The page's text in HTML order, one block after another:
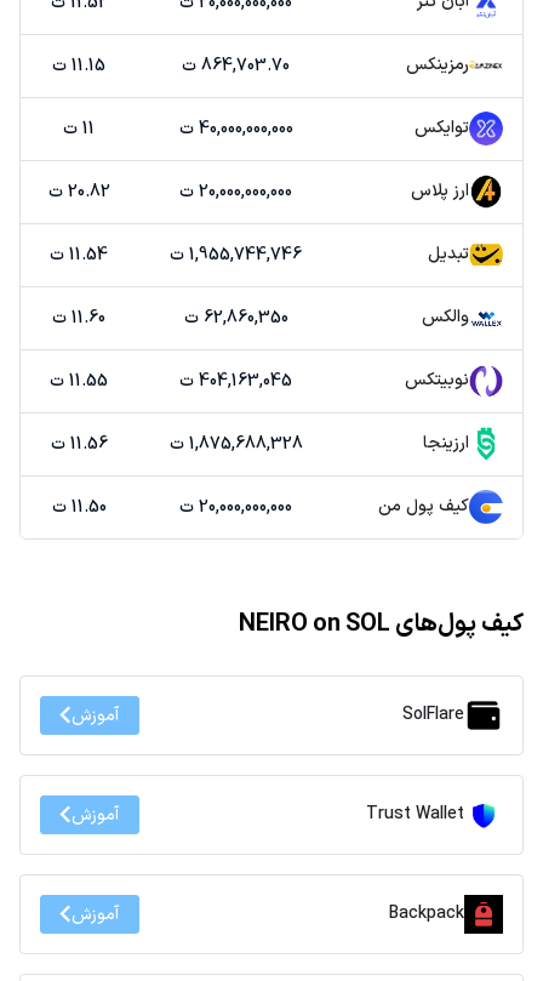
رمزینکس 864,703.70 ت 11.15 ت
توایکس 40,000,000,000 ت 11 ت
ارز پلاس 20,000,000,000 ت 20.82 ت
تبدیل 1,955,744,746 ت 11.54 ت
والکس 62,860,350 ت 11.60 ت
نوبیتکس 404,163,045 ت 11.55 ت
ارزینجا 1,875,688,328 ت 11.56 ت
کیف پول من 20,000,000,000 ت 11.50 ت
کیف پول‌های NEIRO on SOL
SolFlare آموزش
Trust Wallet آموزش
Backpack آموزش